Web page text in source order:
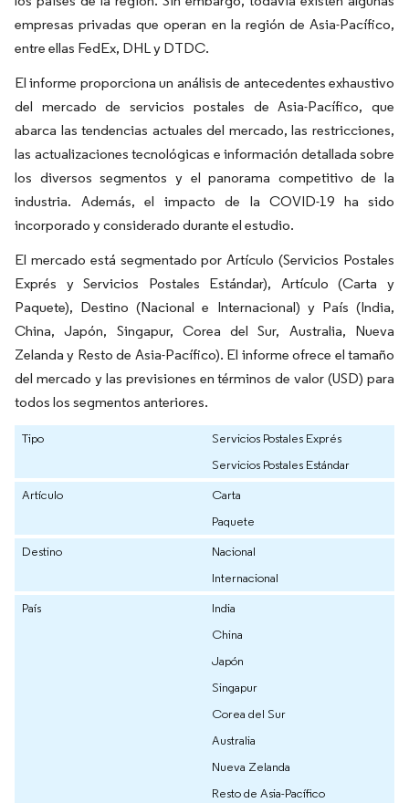
empresas privadas que operan en la región de Asia-Pacífico,
entre ellas FedEx, DHL y DTDC.
El informe proporciona un análisis de antecedentes exhaustivo
del mercado de servicios postales de Asia-Pacífico, que
abarca las tendencias actuales del mercado, las restricciones,
las actualizaciones tecnológicas e información detallada sobre
los diversos segmentos y el panorama competitivo de la
industria. Además, el impacto de la COVID-19 ha sido
incorporado y considerado durante el estudio.
El mercado está segmentado por Artículo (Servicios Postales
Exprés y Servicios Postales Estándar), Artículo (Carta y
Paquete), Destino (Nacional e Internacional) y País (India,
China, Japón, Singapur, Corea del Sur, Australia, Nueva
Zelanda y Resto de Asia-Pacífico). El informe ofrece el tamaño
del mercado y las previsiones en términos de valor (USD) para
todos los segmentos anteriores.
Tipo
Servicios Postales Exprés
Servicios Postales Estándar
Artículo
Carta
Paquete
Destino
Nacional
Internacional
País
India
China
Japón
Singapur
Corea del Sur
Australia
Nueva Zelanda
Resto de Asia-Pacífico